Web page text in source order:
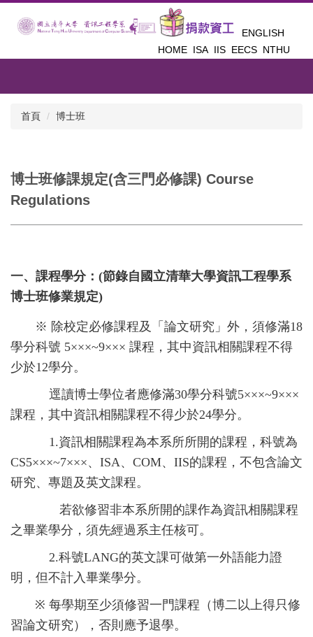
ENGLISH
HOME ISA IIS EECS NTHU
首頁 博士班
博士班修課規定(含三門必修課) Course
Regulations
一、課程學分：(節錄自國立清華大學資訊工程學系
博士班修業規定)
※ 除校定必修課程及「論文研究」外，須修滿18
學分科號 5×××~9××× 課程，其中資訊相關課程不得
少於12學分。
逕讀博士學位者應修滿30學分科號5×××~9×××
課程，其中資訊相關課程不得少於24學分。
1.資訊相關課程為本系所所開的課程，科號為
CS5×××~7×××、 ISA、 COM、 IIS的課程，不包含論文
研究、專題及英文課程。
若欲修習非本系所開的課作為資訊相關課程
之畢業學分，須先經過系主任核可。
2.科號LANG的英文課可做第一外語能力證
明，但不計入畢業學分。
※ 每學期至少須修習一門課程（博二以上得只修
習論文研究），否則應予退學。